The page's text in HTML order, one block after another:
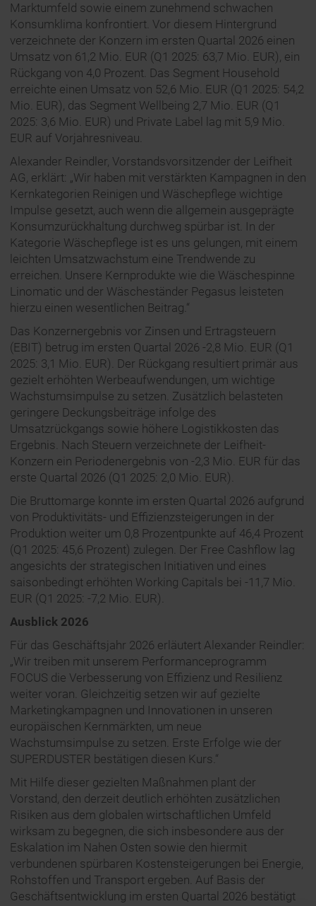
Marktumfeld sowie einem zunehmend schwachen
Konsumklima konfrontiert. Vor diesem Hintergrund
verzeichnete der Konzern im ersten Quartal 2026 einen
Umsatz von 61,2 Mio. EUR (Q1 2025: 63,7 Mio. EUR), ein
Rückgang von 4,0 Prozent. Das Segment Household
erreichte einen Umsatz von 52,6 Mio. EUR (Q1 2025: 54,2
Mio. EUR), das Segment Wellbeing 2,7 Mio. EUR (Q1
2025: 3,6 Mio. EUR) und Private Label lag mit 5,9 Mio.
EUR auf Vorjahresniveau.
Alexander Reindler, Vorstandsvorsitzender der Leifheit
AG, erklärt: „Wir haben mit verstärkten Kampagnen in den
Kernkategorien Reinigen und Wäschepflege wichtige
Impulse gesetzt, auch wenn die allgemein ausgeprägte
Konsumzurückhaltung durchweg spürbar ist. In der
Kategorie Wäschepflege ist es uns gelungen, mit einem
leichten Umsatzwachstum eine Trendwende zu
erreichen. Unsere Kernprodukte wie die Wäschespinne
Linomatic und der Wäscheständer Pegasus leisteten
hierzu einen wesentlichen Beitrag.“
Das Konzernergebnis vor Zinsen und Ertragsteuern
(EBIT) betrug im ersten Quartal 2026 -2,8 Mio. EUR (Q1
2025: 3,1 Mio. EUR). Der Rückgang resultiert primär aus
gezielt erhöhten Werbeaufwendungen, um wichtige
Wachstumsimpulse zu setzen. Zusätzlich belasteten
geringere Deckungsbeiträge infolge des
Umsatzrückgangs sowie höhere Logistikkosten das
Ergebnis. Nach Steuern verzeichnete der Leifheit-
Konzern ein Periodenergebnis von -2,3 Mio. EUR für das
erste Quartal 2026 (Q1 2025: 2,0 Mio. EUR).
Die Bruttomarge konnte im ersten Quartal 2026 aufgrund
von Produktivitäts- und Effizienzsteigerungen in der
Produktion weiter um 0,8 Prozentpunkte auf 46,4 Prozent
(Q1 2025: 45,6 Prozent) zulegen. Der Free Cashflow lag
angesichts der strategischen Initiativen und eines
saisonbedingt erhöhten Working Capitals bei -11,7 Mio.
EUR (Q1 2025: -7,2 Mio. EUR).
Ausblick 2026
Für das Geschäftsjahr 2026 erläutert Alexander Reindler:
„Wir treiben mit unserem Performanceprogramm
FOCUS die Verbesserung von Effizienz und Resilienz
weiter voran. Gleichzeitig setzen wir auf gezielte
Marketingkampagnen und Innovationen in unseren
europäischen Kernmärkten, um neue
Wachstumsimpulse zu setzen. Erste Erfolge wie der
SUPERDUSTER bestätigen diesen Kurs.“
Mit Hilfe dieser gezielten Maßnahmen plant der
Vorstand, den derzeit deutlich erhöhten zusätzlichen
Risiken aus dem globalen wirtschaftlichen Umfeld
wirksam zu begegnen, die sich insbesondere aus der
Eskalation im Nahen Osten sowie den hiermit
verbundenen spürbaren Kostensteigerungen bei Energie,
Rohstoffen und Transport ergeben. Auf Basis der
Geschäftsentwicklung im ersten Quartal 2026 bestätigt